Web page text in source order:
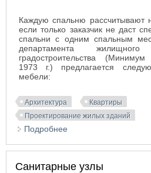
Каждую спальню рассчитывают
если только заказчик не даст
спальни с одним спальным
департамента
градостроительства
1973 г.) предлагается
мебели:
Архитектура
Квартиры
Проектирование жилых зданий
Подробнее
Санитарные узлы